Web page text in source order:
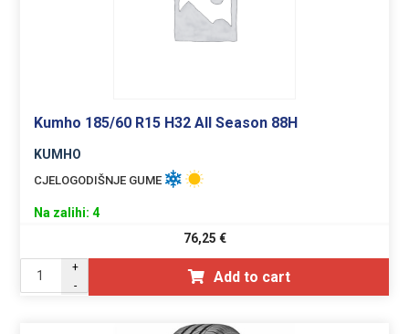
Kumho 185/60 R15 H32 All Season 88H
KUMHO
CJELOGODIŠNJE GUME
Na zalihi: 4
76,25 €
+
-
Add to cart